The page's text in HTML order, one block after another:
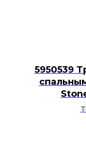
5950539